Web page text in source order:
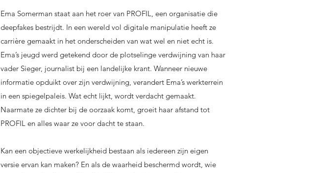
Ema Somerman staat aan het roer van PROFIL, een organisatie die
deepfakes bestrijdt. In een wereld vol digitale manipulatie heeft ze
carrière gemaakt in het onderscheiden van wat wel en niet echt is.
Ema’s jeugd werd getekend door de plotselinge verdwijning van haar
vader Sieger, journalist bij een landelijke krant. Wanneer nieuwe
informatie opduikt over zijn verdwijning, verandert Ema’s werkterrein
in een spiegelpaleis. Wat echt lijkt, wordt verdacht gemaakt.
Naarmate ze dichter bij de oorzaak komt, groeit haar afstand tot
PROFIL en alles waar ze voor dacht te staan.
Kan een objectieve werkelijkheid bestaan als iedereen zijn eigen
versie ervan kan maken? En als de waarheid beschermd wordt, wie